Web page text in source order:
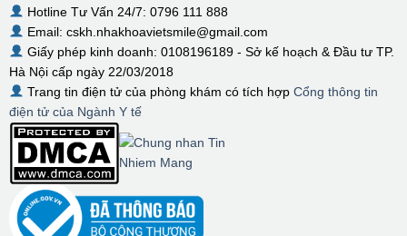
Hotline Tư Vấn 24/7: 0796 111 888
Email: cskh.nhakhoavietsmile@gmail.com
Giấy phép kinh doanh: 0108196189 - Sở kế hoạch & Đầu tư TP.
Hà Nội cấp ngày 22/03/2018
Trang tin điện tử của phòng khám có tích hợp Cổng thông tin
điện tử của Ngành Y tế